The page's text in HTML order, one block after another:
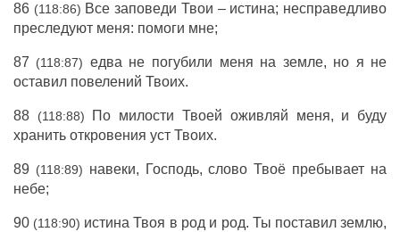
86 (118:86) Все заповеди Твои – истина; несправедливо
преследуют меня: помоги мне;
87 (118:87) едва не погубили меня на земле, но я не
оставил повелений Твоих.
88 (118:88) По милости Твоей оживляй меня, и буду
хранить откровения уст Твоих.
89 (118:89) навеки, Господь, слово Твоё пребывает на
небе;
90 (118:90) истина Твоя в род и род. Ты поставил землю,